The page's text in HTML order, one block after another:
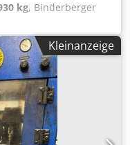
kg, Binderberger
Baujahr 2023 1930 kg
mit
130cm Codpfx
27, zurück: 23/25‍
Kleinanzeige